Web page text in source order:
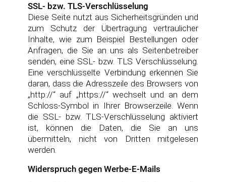
SSL- bzw. TLS-Verschlüsselung
Diese Seite nutzt aus Sicherheitsgründen und
zum Schutz der Übertragung vertraulicher
Inhalte, wie zum Beispiel Bestellungen oder
Anfragen, die Sie an uns als Seitenbetreiber
senden, eine SSL- bzw. TLS Verschlüsselung.
Eine verschlüsselte Verbindung erkennen Sie
daran, dass die Adresszeile des Browsers von
„http://“ auf „https://“ wechselt und an dem
Schloss-Symbol in Ihrer Browserzeile. Wenn
die SSL- bzw. TLS-Verschlüsselung aktiviert
ist, können die Daten, die Sie an uns
übermitteln, nicht von Dritten mitgelesen
werden.
Widerspruch gegen Werbe-E-Mails